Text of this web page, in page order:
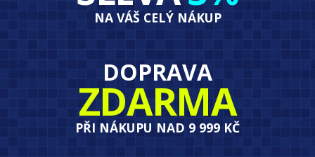
NA VÁŠ CELÝ NÁKUP
DOPRAVA
ZDARMA
PŘI NÁKUPU NAD 9 999 KČ